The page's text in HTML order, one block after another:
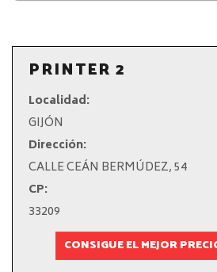
PRINTER 2
Localidad:
GIJÓN
Dirección:
CALLE CEÁN BERMÚDEZ, 54
CP:
33209
CONSIGUE EL MEJOR